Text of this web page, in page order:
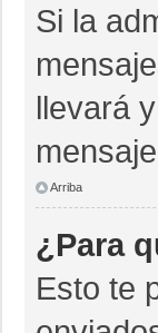
Si la
llevará
Arriba
¿Para
Esto te